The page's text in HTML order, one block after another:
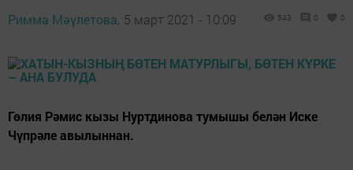
Римма Мәүлетова, 5 март 2021 - 10:09 543 0 0
Гөлия Рәмис кызы Нуртдинова тумышы белән Иске
Чүпрәле авылыннан.